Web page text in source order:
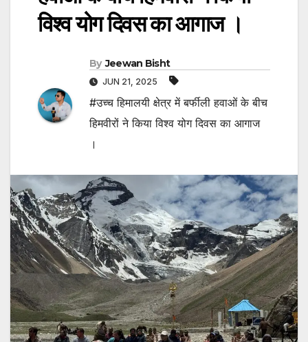
विश्व योग दिवस का आगाज ।
By Jeewan Bisht
JUN 21, 2025
#उच्च हिमालयी क्षेत्र में बर्फीली हवाओं के बीच
हिमवीरों ने किया विश्व योग दिवस का आगाज
।